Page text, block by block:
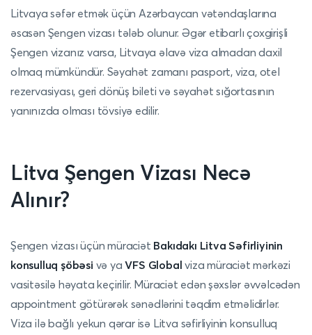
Litvaya səfər etmək üçün Azərbaycan vətəndaşlarına
əsasən Şengen vizası tələb olunur. Əgər etibarlı çoxgirişli
Şengen vizanız varsa, Litvaya əlavə viza almadan daxil
olmaq mümkündür. Səyahət zamanı pasport, viza, otel
rezervasiyası, geri dönüş bileti və səyahət sığortasının
yanınızda olması tövsiyə edilir.
Litva Şengen Vizası Necə
Alınır?
Şengen vizası üçün müraciət Bakıdakı Litva Səfirliyinin
konsulluq şöbəsi və yaVFS Global viza müraciət mərkəzi
vasitəsilə həyata keçirilir. Müraciət edən şəxslər əvvəlcədən
appointment götürərək sənədlərini təqdim etməlidirlər.
Viza ilə bağlı yekun qərar isə Litva səfirliyinin konsulluq